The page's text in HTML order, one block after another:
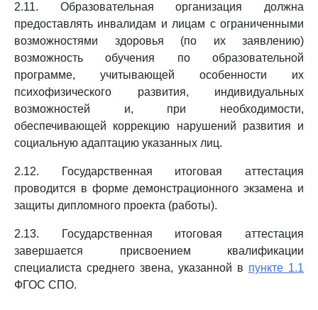
2.11. Образовательная организация должна
предоставлять инвалидам и лицам с ограниченными
возможностями здоровья (по их заявлению)
возможность обучения по образовательной
программе, учитывающей особенности их
психофизического развития, индивидуальных
возможностей и, при необходимости,
обеспечивающей коррекцию нарушений развития и
социальную адаптацию указанных лиц.
2.12. Государственная итоговая аттестация
проводится в форме демонстрационного экзамена и
защиты дипломного проекта (работы).
2.13. Государственная итоговая аттестация
завершается присвоением квалификации
специалиста среднего звена, указанной в пункте 1.1
ФГОС СПО.